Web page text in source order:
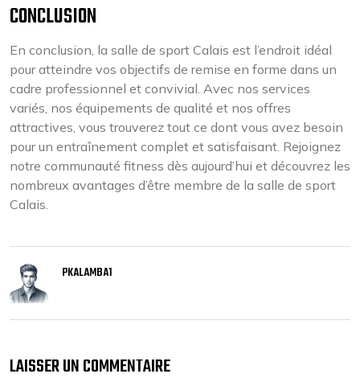
CONCLUSION
En conclusion, la salle de sport Calais est l’endroit idéal
pour atteindre vos objectifs de remise en forme dans un
cadre professionnel et convivial. Avec nos services
variés, nos équipements de qualité et nos offres
attractives, vous trouverez tout ce dont vous avez besoin
pour un entraînement complet et satisfaisant. Rejoignez
notre communauté fitness dès aujourd’hui et découvrez les
nombreux avantages d’être membre de la salle de sport
Calais.
PKALAMBA1
LAISSER UN COMMENTAIRE